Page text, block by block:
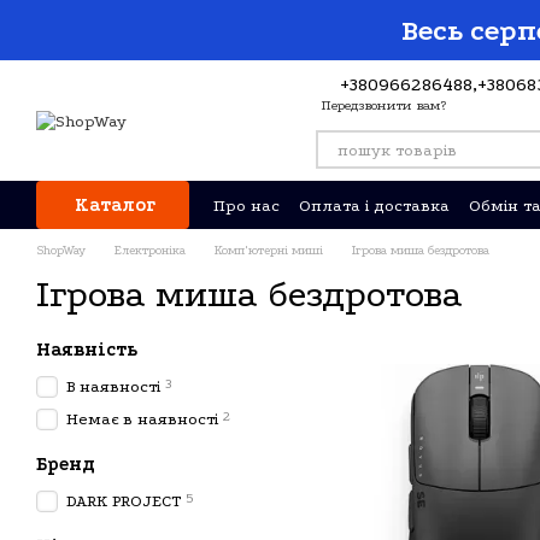
Весь
+380966286488,
Передзвонити вам?
Каталог Про нас Оплата і доставка Обмін
Відгуки про магазин
ShopWay Електроніка Комп'ютерні миші Ігрова миша бездротова
Ігрова миша бездротова
Наявність
В наявності 3
Немає в наявності 2
Бренд
DARK PROJECT 5